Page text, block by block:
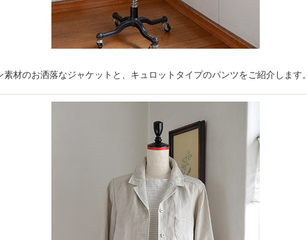
素材のお洒落なジャケットと、キュロットタイプのパンツをご紹介します。